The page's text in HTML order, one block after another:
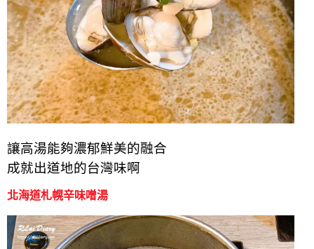
讓高湯能夠濃郁鮮美的融合
成就出道地的台灣味啊
北海道札幌辛味噌湯